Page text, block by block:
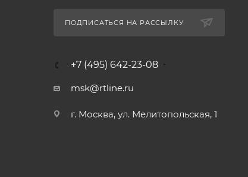
ПОДПИСАТЬСЯ НА РАССЫЛКУ
+7 (495) 642-23-08
msk@rtline.ru
г. Москва, ул. Мелитопольская, 1